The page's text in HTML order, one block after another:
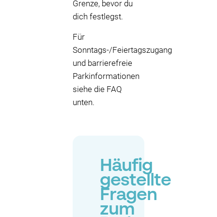
Grenze, bevor du
dich festlegst.
Für
Sonntags-/Feiertagszugang
und barrierefreie
Parkinformationen
siehe die FAQ
unten.
Häufig
gestellte
Fragen
zum